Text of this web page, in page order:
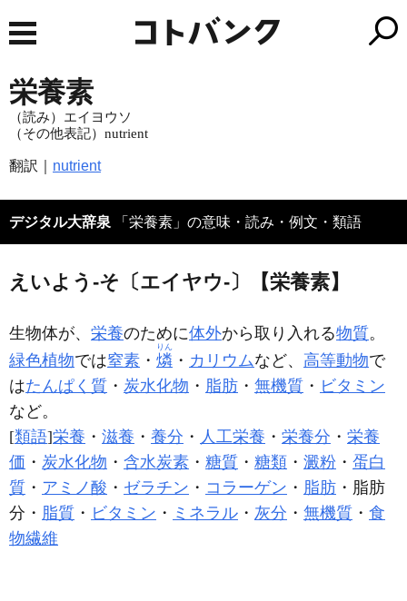
栄養素
（読み）エイヨウソ
（その他表記）nutrient
翻訳｜ nutrient
デジタル大辞泉 「栄養素」の意味・読み・例文・類語
えいよう‐そ〔エイヤウ‐〕【栄養素】
生物体が、 栄養のために体外から取り入れる物質。
緑色植物では窒素 ・ 燐
りん
・ カリウムなど、 高等動物で
はたんぱく質 ・ 炭水化物 ・ 脂肪 ・ 無機質 ・ ビタミン
など。
[類語]栄養 ・ 滋養 ・ 養分 ・ 人工栄養 ・ 栄養分 ・ 栄養
価 ・ 炭水化物 ・ 含水炭素 ・ 糖質 ・ 糖類 ・ 澱粉 ・ 蛋白
質 ・ アミノ酸 ・ ゼラチン ・ コラーゲン ・ 脂肪 ・脂肪
分・ 脂質 ・ ビタミン ・ ミネラル ・ 灰分 ・ 無機質 ・ 食
物繊維